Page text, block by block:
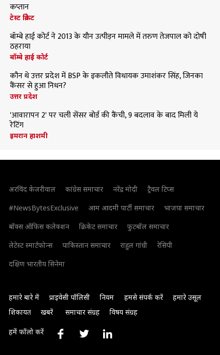
कप्तान
टेस्ट क्रिकेट
बॉम्बे हाई कोर्ट ने 2013 के यौन उत्पीड़न मामले में तरुण तेजपाल को दोषी
ठहराया
बॉम्बे हाई कोर्ट
कौन थे उत्तर प्रदेश में BSP के इकलौते विधायक उमाशंकर सिंह, जिनका
कैंसर से हुआ निधन?
उत्तर प्रदेश
'आवारापन 2' पर चली सेंसर बोर्ड की कैंची, 9 बदलाव के बाद मिली ये
रेटिंग
इमरान हाशमी
अरविंद केजरीवाल कांग्रेस समाचार नरेंद्र मोदी
ट्रैवल टिप्स
#NewsBytesExclusive
आम आदमी पार्टी समाचार
भाजपा समाचार
बॉक्स ऑफिस कलेक्शन
क्रिकेट समाचार
फुटबॉल समाचार
लेटेस्ट स्मार्टफोन्स
पाकिस्तान समाचार राहुल गांधी
रेसिपी
दक्षिण भारतीय सिनेमा
हमारे बारे में प्राइवेसी पॉलिसी नियम हमसे संपर्क करें
हमारे उसूल
शिकायत
खबरें समाचार संग्रह विषय संग्रह
हमें फॉलो करें